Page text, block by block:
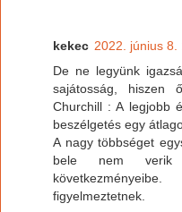
kekec 2022. június 8.
De ne legyünk
sajátosság, hiszen
Churchill : A legjobb
beszélgetés egy
A nagy többséget
bele nem verik
figyelmeztetnek.